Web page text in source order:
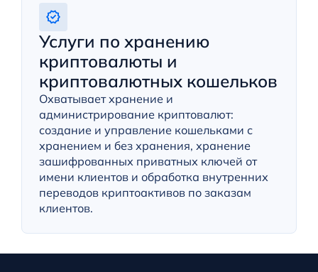
Услуги по хранению
криптовалюты и
криптовалютных кошельков
Охватывает хранение и
администрирование криптовалют:
создание и управление кошельками с
хранением и без хранения, хранение
зашифрованных приватных ключей от
имени клиентов и обработка внутренних
переводов криптоактивов по заказам
клиентов.